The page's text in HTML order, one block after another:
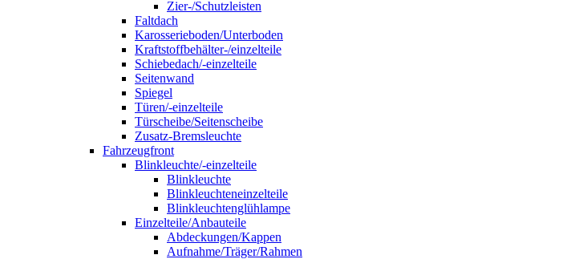
Zier-/Schutzleisten
Faltdach
Karosserieboden/Unterboden
Kraftstoffbehälter-/einzelteile
Schiebedach/-einzelteile
Seitenwand
Spiegel
Türen/-einzelteile
Türscheibe/Seitenscheibe
Zusatz-Bremsleuchte
Fahrzeugfront
Blinkleuchte/-einzelteile
Blinkleuchte
Blinkleuchteneinzelteile
Blinkleuchtenglühlampe
Einzelteile/Anbauteile
Abdeckungen/Kappen
Aufnahme/Träger/Rahmen